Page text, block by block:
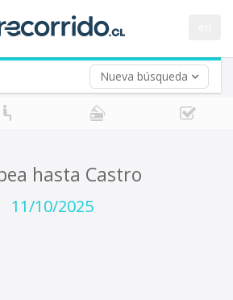
Nueva búsqueda
hasta Castro
11/10/2025